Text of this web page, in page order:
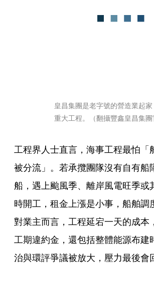
皇昌集團是老字號的營造業起
重大工程。（翻攝豐鑫皇昌集團
工程界人士直言，海事工程最怕「
被分流」。若承攬團隊沒有自有船
船，遇上颱風季、離岸風電旺季或
時開工，租金上漲是小事，船舶調
對業主而言，工程延宕一天的成本
工期違約金，還包括整體能源布建
治與環評爭議被放大，壓力最後會